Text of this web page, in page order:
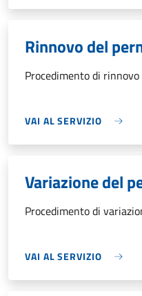
Rinnovo del
Procedimento di
VAI AL SERVIZIO
Variazione del
Procedimento di
VAI AL SERVIZIO